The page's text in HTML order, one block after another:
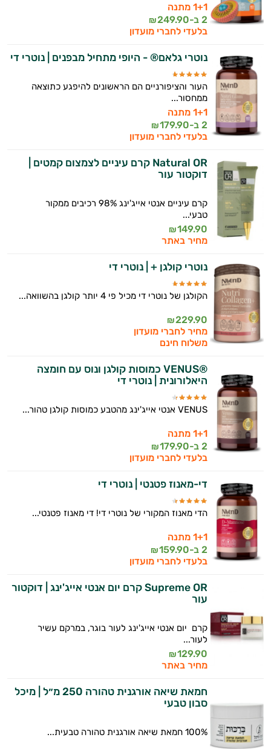
1+1 מתנה
2 ב-
249.90
₪
בלעדי לחברי מועדון
נוטרי גלאם® - היופי מתחיל מבפנים | נוטרי די
העור והציפורניים הם הראשונים להיפגע כתוצאה
ממחסור...
1+1 מתנה
2 ב-
179.90
₪
בלעדי לחברי מועדון
Natural OR קרם עיניים לצמצום קמטים |
דוקטור עור
קרם עיניים אנטי אייג'ינג 98% רכיבים ממקור
טבעי...
149.90
₪
מחיר באתר
נוטרי קולגן + | נוטרי די
הקולגן של נוטרי די מכיל פי 4 יותר קולגן בהשוואה...
229.90
₪
מחיר לחברי מועדון
משלוח חינם
®VENUS כמוסות קולגן ונוס עם חומצה
היאלורונית | נוטרי די
VENUS אנטי אייג'ינג מהטבע כמוסות קולגן טהור...
1+1 מתנה
2 ב-
179.90
₪
בלעדי לחברי מועדון
די-מאנוז פטנטי | נוטרי די
הדי מאנוז המקורי של נוטרי די! די מאנוז פטנטי...
1+1 מתנה
2 ב-
159.90
₪
בלעדי לחברי מועדון
Supreme OR קרם יום אנטי אייג'ינג | דוקטור
עור
קרם יום אנטי אייג'ינג לעור בוגר, במרקם עשיר
לעור...
129.90
₪
מחיר באתר
חמאת שיאה אורגנית טהורה 250 מ״ל | מיכל
סבון טבעי
100% חמאת שיאה אורגנית טהורה טבעית...